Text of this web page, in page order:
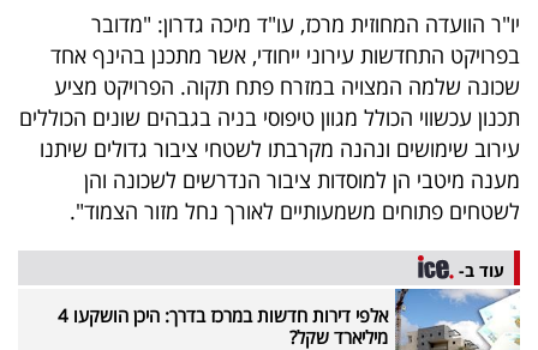
יו"ר הוועדה המחוזית מרכז, עו"ד מיכה גדרון: "מדובר
בפרויקט התחדשות עירוני ייחודי, אשר מתכנן בהינף אחד
שכונה שלמה המצויה במזרח פתח תקוה. הפרויקט מציע
תכנון עכשווי הכולל מגוון טיפוסי בניה בגבהים שונים הכוללים
עירוב שימושים ונהנה מקרבתו לשטחי ציבור גדולים שיתנו
מענה מיטבי הן למוסדות ציבור הנדרשים לשכונה והן
לשטחים פתוחים משמעותיים לאורך נחל מזור הצמוד".
עוד ב-
אלפי דירות חדשות במרכז בדרך: היכן הושקעו 4
מיליארד שקל?